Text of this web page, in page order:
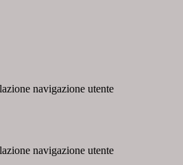
navigazione utente
navigazione utente